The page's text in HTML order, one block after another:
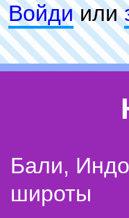
Войдиили
Бали,
широты